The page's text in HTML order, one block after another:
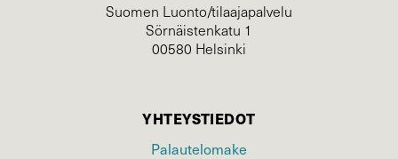
Suomen Luonto/tilaajapalvelu
Sörnäistenkatu 1
00580 Helsinki
YHTEYSTIEDOT
Palautelomake